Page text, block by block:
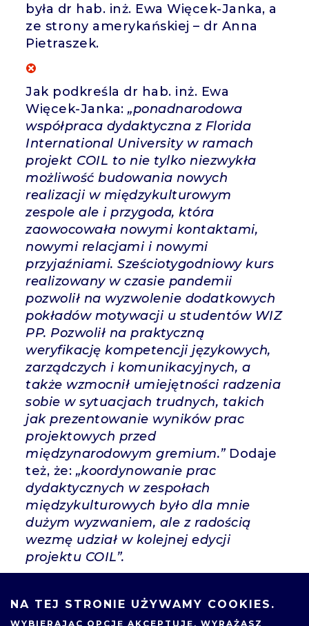
była dr hab. inż. Ewa Więcek-Janka, a
ze strony amerykańskiej – dr Anna
Pietraszek.
Jak podkreśla dr hab. inż. Ewa
Więcek-Janka:„ponadnarodowa
współpraca dydaktyczna z Florida
International University w ramach
projekt COIL to nie tylko niezwykła
możliwość budowania nowych
realizacji w międzykulturowym
zespole ale i przygoda, która
zaowocowała nowymi kontaktami,
nowymi relacjami i nowymi
przyjaźniami.Sześciotygodniowy kurs
realizowany w czasie pandemii
pozwolił na wyzwolenie dodatkowych
pokładów motywacji u studentów WIZ
PP. Pozwolił na praktyczną
weryfikację kompetencji językowych,
zarządczych i komunikacyjnych, a
także wzmocnił umiejętności radzenia
sobie w sytuacjach trudnych, takich
jak prezentowanie wyników prac
projektowych przed
międzynarodowym gremium.”Dodaje
też, że: „koordynowanie prac
dydaktycznych w zespołach
międzykulturowych było dla mnie
dużym wyzwaniem, ale z radością
wezmę udział w kolejnej edycji
projektu COIL”.
https://www.marketingcoil.com/
Inicjatywa ta jest pierwszym
NA TEJ STRONIE UŻYWAMY COOKIES.
WYBIERAJĄC OPCJĘ AKCEPTUJĘ , WYRAŻASZ